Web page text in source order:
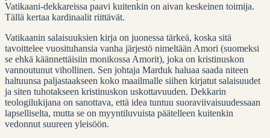
Vatikaani-dekkareissa paavi kuitenkin on aivan keskeinen toimija.
Tällä kertaa kardinaalit riittävät.
Vatikaanin salaisuuksien kirja on juonessa tärkeä, koska sitä
tavoittelee vuosituhansia vanha järjestö nimeltään Amori (suomeksi
se ehkä käännettäisiin monikossa Amorit), joka on kristinuskon
vannoutunut vihollinen. Sen johtaja Marduk haluaa saada niteen
haltuunsa paljastaakseen koko maailmalle siihen kirjatut salaisuudet
ja siten tuhotakseen kristinuskon uskottavuuden. Dekkarin
teologilukijana on sanottava, että idea tuntuu suoraviivaisuudessaan
lapselliselta, mutta se on myyntiluvuista päätelleen kuitenkin
vedonnut suureen yleisöön.